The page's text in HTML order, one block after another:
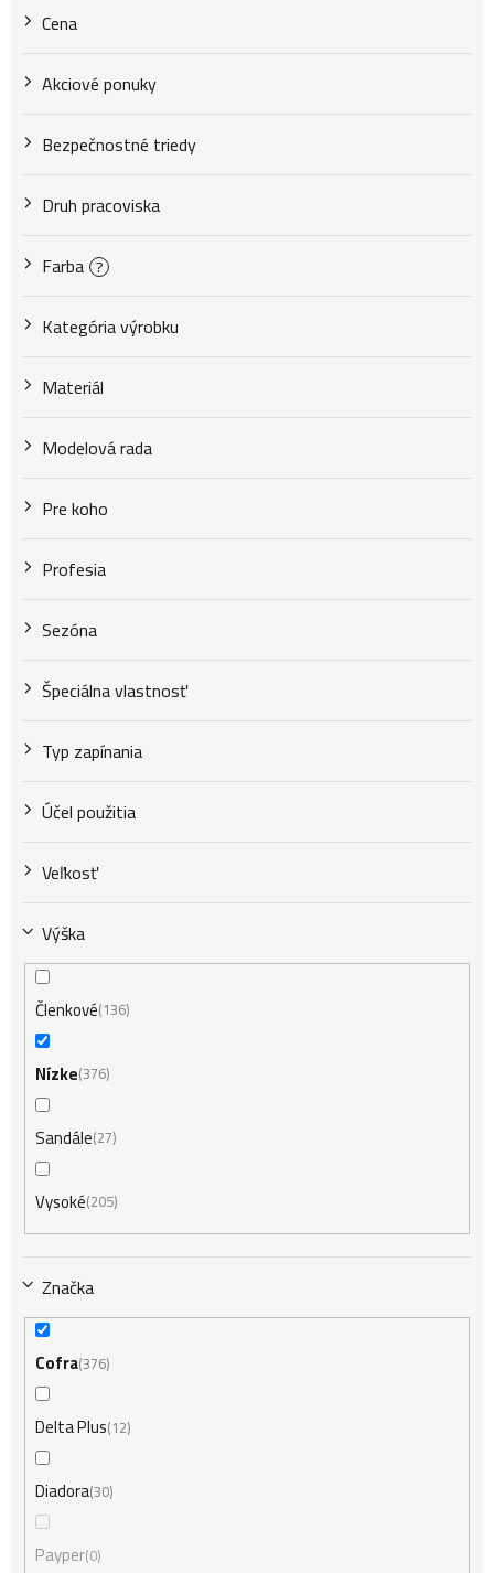
o
d
u
k
o
v
Cena
Akciové ponuky
Bezpečnostné triedy
Druh pracoviska
Farba ?
Kategória výrobku
Materiál
Modelová rada
Pre koho
Profesia
Sezóna
Špeciálna vlastnosť
Typ zapínania
Účel použitia
Veľkosť
Výška
Členkové 136
Nízke 376
Sandále 27
Vysoké 205
Značka
Cofra376
Delta Plus 12
Diadora30
Payper 0